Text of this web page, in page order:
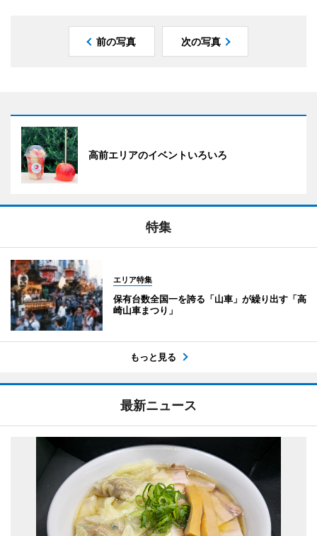
前の写真 次の写真
高前エリアのイベントいろいろ
特集
エリア特集
保有台数全国一を誇る「山車」が繰り出す「高
崎山車まつり」
もっと見る
最新ニュース